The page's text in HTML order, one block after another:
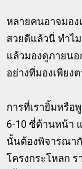
หลายคนอาจมอง
สวยดีแล้วนี่ ทำไ
แล้วมองดูภายน
อย่างที่มองเพียง
การที่เรายิ้มหรือ
6-10 ซี่ด้านหน้า
นั้นต้องพิจารณา
โครงกระโหลก